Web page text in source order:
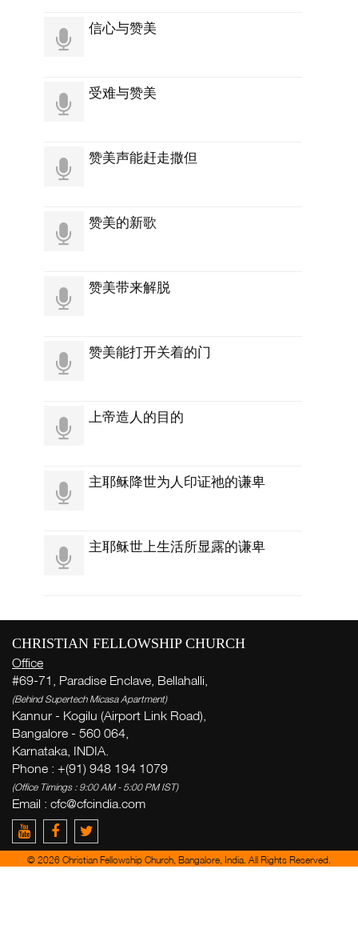
信心与赞美
受难与赞美
赞美声能赶走撒但
赞美的新歌
赞美带来解脱
赞美能打开关着的门
上帝造人的目的
主耶稣降世为人印证祂的谦卑
主耶稣世上生活所显露的谦卑
CHRISTIAN FELLOWSHIP CHURCH
Office
#69-71, Paradise Enclave, Bellahalli,
(Behind Supertech Micasa Apartment)
Kannur - Kogilu (Airport Link Road),
Bangalore - 560 064,
Karnataka, INDIA.
Phone : +(91) 948 194 1079
(Office Timings : 9:00 AM - 5:00 PM IST)
Email : cfc@cfcindia.com
© 2026 Christian Fellowship Church, Bangalore, India. All Rights Reserved.